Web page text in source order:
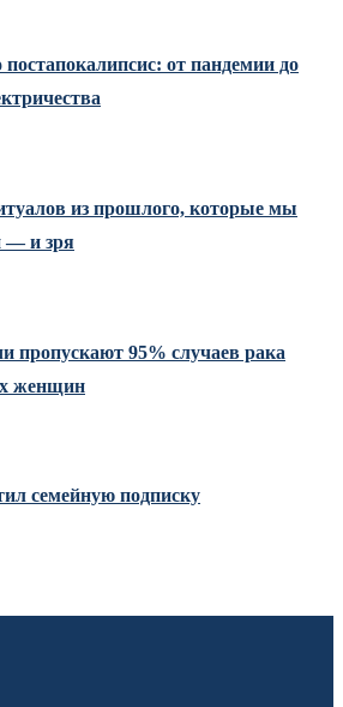
постапокалипсис: от пандемии до
из прошлого, которые мы
— и зря
пропускают 95% случаев рака
женщин
семейную подписку